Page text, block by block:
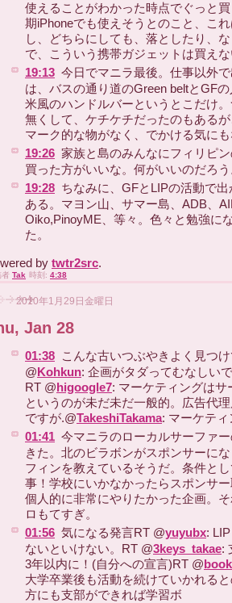
使えることがわかった時点でぐっと
期iPhoneでも使えそうとのこと、こ
し、どちらにしても、落としたり、
で、こういう携帯ガジェットは買え
19:13 今日でマニラ最後。仕事以外
は、バスの通り道のGreen beltとGF
米風のハンドルバーというとこだけ
無くして、ケチケチだったのもある
マーク的な物がなく、でかける気に
19:26 家族と島のみんなにフィリピ
買った方がいいな。何がいいのだろ
19:28 ちなみに、GFとLIPの活動で
ある。マヨン山、サマー島、ADB、
Oiko,PinoyME、等々。色々と勉強に
た。
by twtr2src.
者 Tak 時刻: 4:38
2010年1月29日金曜日
Jan 28
01:38 こんな古いつぶやきよく見つ
@Kohkun: 企画がタダってむなしい
RT @higoogle7: マーケティングは
というのが未だ未だ一般的。広告代
ですが.@TakeshiTakama: マーケテ
01:41 今マニラのローカルサーファ
きた。北のビラボンがスポンサーに
フィンを教えているそうだ。条件と
事！学校にいかなかったらスポンサ
個人的に非常にやりたかった企画。
ロもてすぎ。
01:56 気になる発言RT @yuyubx:
ないといけない。RT @3keys_takae:
3年以内に！(自分への宣言)RT @
大学卒業後も活動を続けていかれる
方にも支部ができれば学習ボ